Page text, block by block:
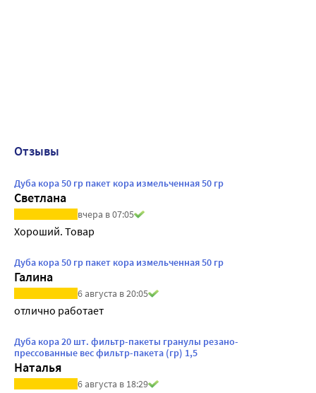
Отзывы
Дуба кора 50 гр пакет кора измельченная 50 гр
Светлана
вчера в 07:05
Хороший. Товар
Дуба кора 50 гр пакет кора измельченная 50 гр
Галина
6 августа в 20:05
отлично работает
Дуба кора 20 шт. фильтр-пакеты гранулы резано-
прессованные вес фильтр-пакета (гр) 1,5
Наталья
6 августа в 18:29